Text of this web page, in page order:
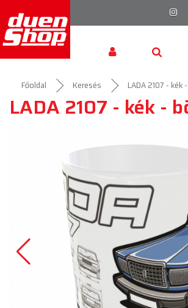
Főoldal Keresés LADA 2107 - kék
LADA 2107 - kék -